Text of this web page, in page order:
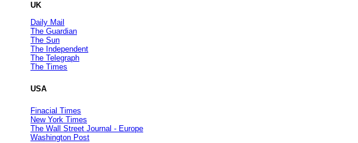
UK
Daily Mail
The Guardian
The Sun
The Independent
The Telegraph
The Times
USA
Finacial Times
New York Times
The Wall Street Journal - Europe
Washington Post